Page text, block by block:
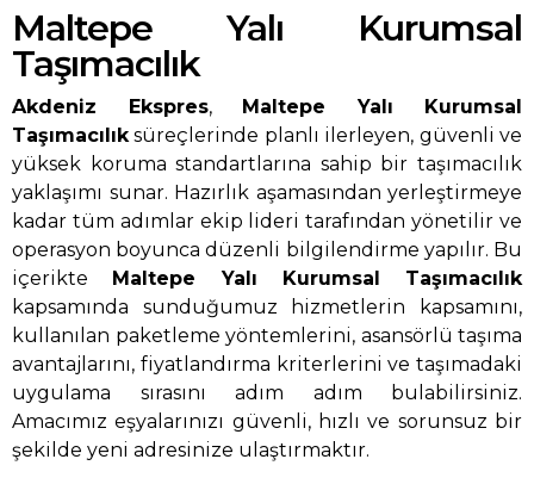
Maltepe Yalı Kurumsal
Taşımacılık
Akdeniz Ekspres,
Maltepe Yalı Kurumsal
Taşımacılıksüreçlerinde planlı ilerleyen, güvenli ve
yüksek koruma standartlarına sahip bir taşımacılık
yaklaşımı sunar. Hazırlık aşamasından yerleştirmeye
kadar tüm adımlar ekip lideri tarafından yönetilir ve
operasyon boyunca düzenli bilgilendirme yapılır. Bu
içerikte
Maltepe Yalı Kurumsal Taşımacılık
kapsamında sunduğumuz hizmetlerin kapsamını,
kullanılan paketleme yöntemlerini, asansörlü taşıma
avantajlarını, fiyatlandırma kriterlerini ve taşımadaki
uygulama sırasını adım adım bulabilirsiniz.
Amacımız eşyalarınızı güvenli, hızlı ve sorunsuz bir
şekilde yeni adresinize ulaştırmaktır.